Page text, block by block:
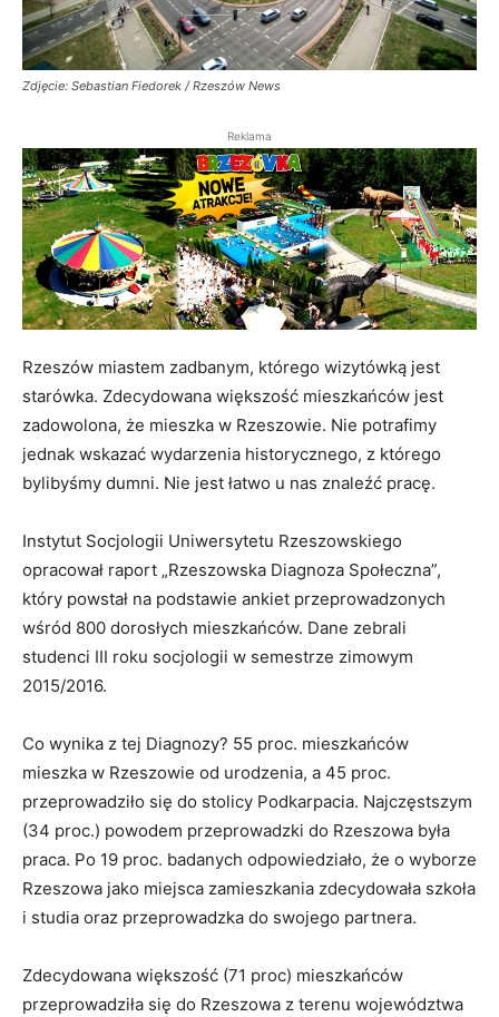
Zdjęcie: Sebastian Fiedorek / Rzeszów News
Reklama
Rzeszów miastem zadbanym, którego wizytówką jest
starówka. Zdecydowana większość mieszkańców jest
zadowolona, że mieszka w Rzeszowie. Nie potrafimy
jednak wskazać wydarzenia historycznego, z którego
bylibyśmy dumni. Nie jest łatwo u nas znaleźć pracę.
Instytut Socjologii Uniwersytetu Rzeszowskiego
opracował raport „Rzeszowska Diagnoza Społeczna”,
który powstał na podstawie ankiet przeprowadzonych
wśród 800 dorosłych mieszkańców. Dane zebrali
studenci III roku socjologii w semestrze zimowym
2015/2016.
Co wynika z tej Diagnozy? 55 proc. mieszkańców
mieszka w Rzeszowie od urodzenia, a 45 proc.
przeprowadziło się do stolicy Podkarpacia. Najczęstszym
(34 proc.) powodem przeprowadzki do Rzeszowa była
praca. Po 19 proc. badanych odpowiedziało, że o wyborze
Rzeszowa jako miejsca zamieszkania zdecydowała szkoła
i studia oraz przeprowadzka do swojego partnera.
Zdecydowana większość (71 proc) mieszkańców
przeprowadziła się do Rzeszowa z terenu województwa